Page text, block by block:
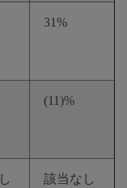
31%
(11)%
該当なし